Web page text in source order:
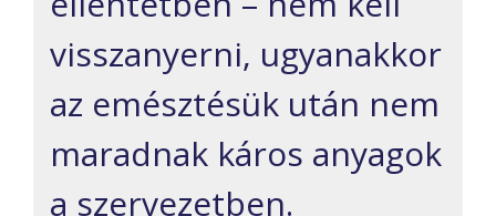
visszanyerni, ugyanakkor
az emésztésük után nem
maradnak káros anyagok
a szervezetben.